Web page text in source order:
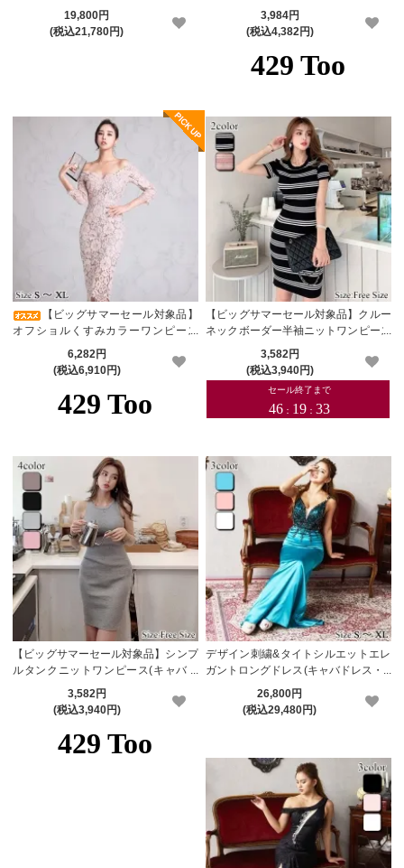
RETDRESS)【メーカーお取り寄せ】
19,800円
(税込21,780円)
(キャバドレス・CABARETDRESS)
3,984円
(税込4,382円)
【ビッグサマーセール対象品】
オフショルくすみカラーワンピース
(キャバドレス・CABARETDRESS)
6,282円
(税込6,910円)
【ビッグサマーセール対象品】クルー
ネックボーダー半袖ニットワンピース
(キャバドレス・CABARETDRESS)
3,582円
(税込3,940円)
【ビッグサマーセール対象品】シンプ
ルタンクニットワンピース(キャバド
レス・CABARETDRESS)
3,582円
(税込3,940円)
デザイン刺繍&タイトシルエットエレ
ガントロングドレス(キャバドレス・C
ABARETDRESS)【メーカーお取り寄
26,800円
(税込29,480円)